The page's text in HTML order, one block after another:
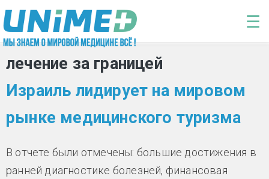
Перейти к основному содержанию
☰
лечение за границей
Израиль лидирует на мировом
рынке медицинского туризма
В отчете были отмечены: большие достижения в
ранней диагностике болезней, финансовая